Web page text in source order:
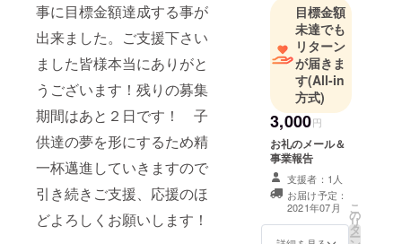
事に目標金額達成する事が
出来ました。ご支援下さい
ました皆様本当にありがと
うございます！残りの募集
期間はあと２日です！ 子
供達の夢を形にするため精
一杯邁進していきますので
引き続きご支援、応援のほ
どよろしくお願いします！
目標金額
未達でも
リターン
が届きま
す(All-in
方式)
3,000円
お礼のメール＆
事業報告
支援者：1人
お届け予定：
2021年07月
こ
の
リ
タ
ー